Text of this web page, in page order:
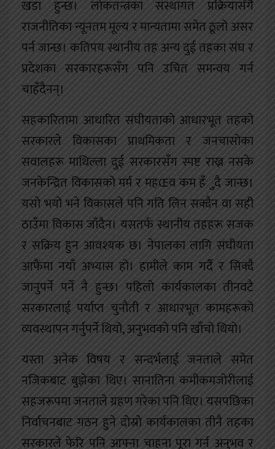
खडा हुन्छ। लोकतन्त्रका संस्थागत प्रक्रियासँगै
राजनीतिका न्यूनतम मूल्य र मान्यतामा समेत ठूलो असर
पर्न जान्छ। कतिपय स्थानीय तह अन्य दुई तहका संघ र
प्रदेशका सरकारहरूसँग पनि उचित समन्वय गर्न
चाहँदैनन्।
सहकारितामा आधारित संघीयताको आधारभूत तहको
सरकारले विकासका प्राथमिकता र जनचासोका
सवालहरू माथिल्ला दुई सरकारसँग स्पष्ट राख्न नसके
जनकेन्द्रित विकासको मर्म र महŒव कम हँुदै जान्छ।
यसो भयो भने विकासले पनि गति लिन सक्दैन वा सही
ठाउँमा विकास जाँदैन। यसतर्फ स्थानीय तहहरू सजक
र सक्रिय हुन आवश्यक छ। नेपालका लागि संघीयता
आफैंमा नयाँ अभ्यास हो। हामीले काम गर्दै र सिक्दै
जानुपर्ने पर्ने नै हुन्छ। पहिलो कार्यकालका तीनवटै
सरकारलाई पर्याप्त चुनौती र आधारभूत कामहरूको
व्यवस्थापन गर्नुपर्ने थियो, अनुभवको पनि खाँचो थियो।
यस्ता अनेक विषय र सन्दर्भलाई जनताले समेत
नजिकबाट बुझेका थिए। सानातिना कमीकमजोरीलाई
सहजरूपमा जनताले ग्रहण गरेका पनि थिए। यसपछिका
निर्वाचनबाट गठन हुने दोस्रो कार्यकालका तीनै तहका
सरकारले फेरि पनि आफ्ना चाहना पूरा गर्न अनुभव र